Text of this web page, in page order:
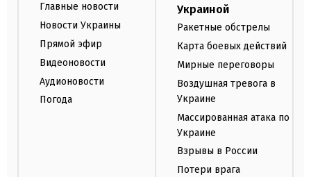
Главные новости
Новости Украины
Прямой эфир
Видеоновости
Аудионовости
Погода
Украиной
Ракетные обстрелы
Карта боевых действий
Мирные переговоры
Воздушная тревога в
Украине
Массированная атака по
Украине
Взрывы в России
Потери врага